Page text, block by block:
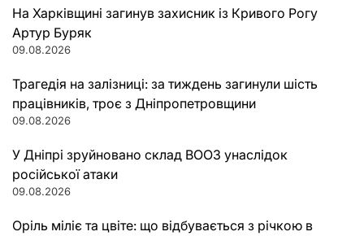
На Харківщині загинув захисник із Кривого Рогу
Артур Буряк
09.08.2026
Трагедія на залізниці: за тиждень загинули шість
працівників, троє з Дніпропетровщини
09.08.2026
У Дніпрі зруйновано склад ВООЗ унаслідок
російської атаки
09.08.2026
Оріль міліє та цвіте: що відбувається з річкою в